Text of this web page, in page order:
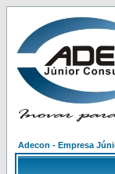
Adecon - Empresa